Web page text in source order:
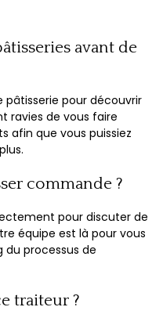
avant de
pâtisserie pour découvrir
ravies de vous faire
afin que vous puissiez
commande ?
pour discuter de
équipe est là pour vous
processus de
traiteur ?